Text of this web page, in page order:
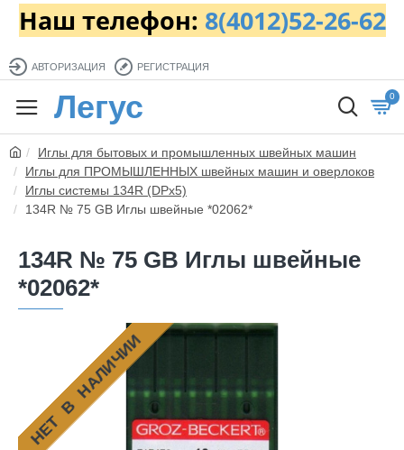
Наш телефон: 8(4012)52-26-62
АВТОРИЗАЦИЯ РЕГИСТРАЦИЯ
Легус 0
Иглы для бытовых и промышленных швейных машин
Иглы для ПРОМЫШЛЕННЫХ швейных машин и оверлоков
Иглы системы 134R (DPx5)
134R № 75 GB Иглы швейные *02062*
134R № 75 GB Иглы швейные
*02062*
НЕТ В НАЛИЧИИ